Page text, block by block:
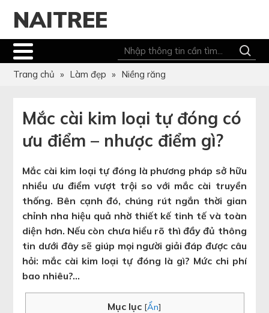
NAITREE
Trang chủ » Làm đẹp » Niềng răng
Mắc cài kim loại tự đóng có
ưu điểm – nhược điểm gì?
Mắc cài kim loại tự đóng là phương pháp sở hữu
nhiều ưu điểm vượt trội so với mắc cài truyền
thống. Bên cạnh đó, chúng rút ngắn thời gian
chỉnh nha hiệu quả nhờ thiết kế tinh tế và toàn
diện hơn. Nếu còn chưa hiểu rõ thì đầy đủ thông
tin dưới đây sẽ giúp mọi người giải đáp được câu
hỏi: mắc cài kim loại tự đóng là gì? Mức chi phí
bao nhiêu?…
Mục lục [Ẩn]